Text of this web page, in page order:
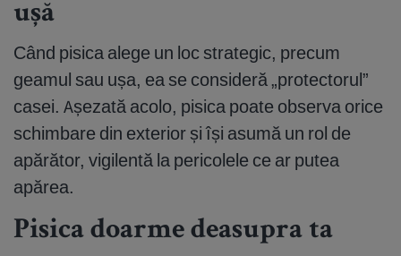
ușă
Când pisica alege un loc strategic, precum
geamul sau ușa, ea se consideră „protectorul”
casei. Așezată acolo, pisica poate observa orice
schimbare din exterior și își asumă un rol de
apărător, vigilentă la pericolele ce ar putea
apărea.
Pisica doarme deasupra ta